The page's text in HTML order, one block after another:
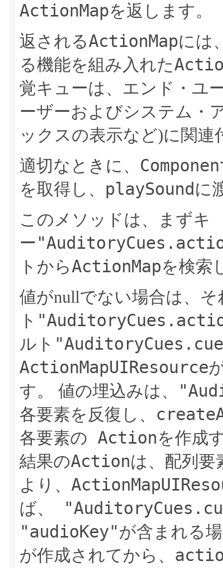
ActionMapを返します。
返されるActionMapには
る機能を組み入れた
覚キューは、エンド・ユ
ーザーおよびシステム・
ックスの表示など)に関
適切なときに、
を取得し、 playSound に
このメソッドは、まずキ
ー
トからActionMapを検索
値がnullでない場合は、
ト
ルト
ActionMapUIResource
す。
値の埋込みは、
各要素を反復し、
各要素の Actionを作成
結果のActionは、配列要
より、
ば、
"audioKey"が含まれる
が作成されてから、